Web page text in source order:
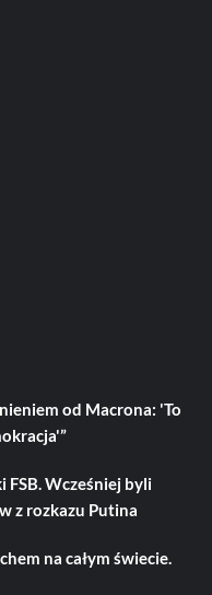
od Macrona: 'To
FSB. Wcześniej byli
z rozkazu Putina
na całym świecie.